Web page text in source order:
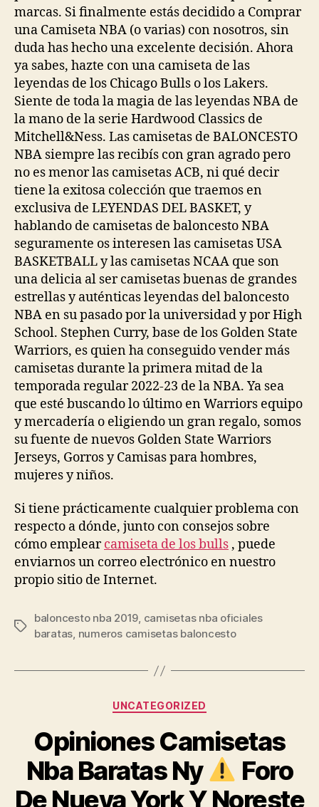
marcas. Si finalmente estás decidido a Comprar
una Camiseta NBA (o varias) con nosotros, sin
duda has hecho una excelente decisión. Ahora
ya sabes, hazte con una camiseta de las
leyendas de los Chicago Bulls o los Lakers.
Siente de toda la magia de las leyendas NBA de
la mano de la serie Hardwood Classics de
Mitchell&Ness. Las camisetas de BALONCESTO
NBA siempre las recibís con gran agrado pero
no es menor las camisetas ACB, ni qué decir
tiene la exitosa colección que traemos en
exclusiva de LEYENDAS DEL BASKET, y
hablando de camisetas de baloncesto NBA
seguramente os interesen las camisetas USA
BASKETBALL y las camisetas NCAA que son
una delicia al ser camisetas buenas de grandes
estrellas y auténticas leyendas del baloncesto
NBA en su pasado por la universidad y por High
School. Stephen Curry, base de los Golden State
Warriors, es quien ha conseguido vender más
camisetas durante la primera mitad de la
temporada regular 2022-23 de la NBA. Ya sea
que esté buscando lo último en Warriors equipo
y mercadería o eligiendo un gran regalo, somos
su fuente de nuevos Golden State Warriors
Jerseys, Gorros y Camisas para hombres,
mujeres y niños.
Si tiene prácticamente cualquier problema con
respecto a dónde, junto con consejos sobre
cómo emplearcamiseta de los bulls , puede
enviarnos un correo electrónico en nuestro
propio sitio de Internet.
Etiquetas
baloncesto nba 2019, camisetas nba oficiales
baratas, numeros camisetas baloncesto
Categorías
UNCATEGORIZED
Opiniones Camisetas
Nba Baratas Ny
Foro
De Nueva York Y Noreste